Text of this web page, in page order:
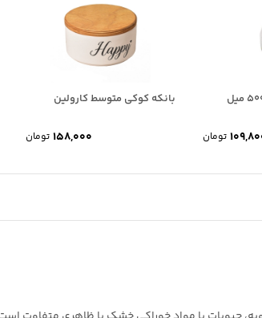
بانکه پت چهارگوش 500 میل
تومان
بانکه کوکی متوسط کارولین
تومان